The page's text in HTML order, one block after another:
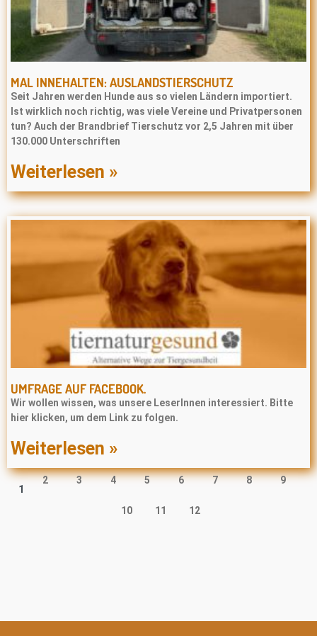
MAL INNEHALTEN: AUSLANDSTIERSCHUTZ
Seit Jahren werden Hunde aus so vielen Ländern importiert.
Ist wirklich noch richtig, was viele Vereine und Privatpersonen
tun? Auch der Brandbrief Tierschutz vor 2,5 Jahren mit über
130.000 Unterschriften
Weiterlesen »
UMFRAGE AUF FACEBOOK.
Wir wollen wissen, was unsere LeserInnen interessiert. Bitte
hier klicken, um dem Link zu folgen.
Weiterlesen »
1
2 3 4 5 6 7 8 9
10 11 12